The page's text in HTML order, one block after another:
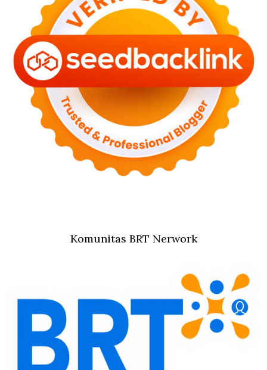
Komunitas BRT Nerwork